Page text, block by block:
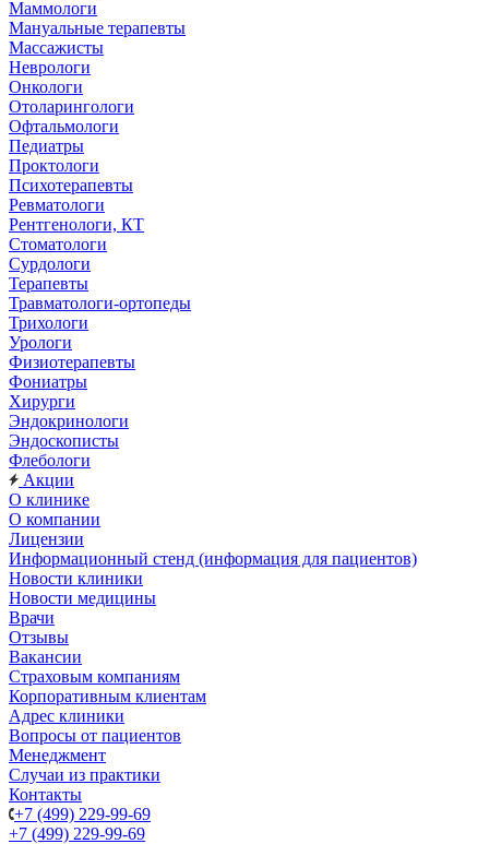
Маммологи
Мануальные терапевты
Массажисты
Неврологи
Онкологи
Отоларингологи
Офтальмологи
Педиатры
Проктологи
Психотерапевты
Ревматологи
Рентгенологи, КТ
Стоматологи
Сурдологи
Терапевты
Травматологи-ортопеды
Трихологи
Урологи
Физиотерапевты
Фониатры
Хирурги
Эндокринологи
Эндоскописты
Флебологи
Акции
О клинике
О компании
Лицензии
Информационный стенд (информация для пациентов)
Новости клиники
Новости медицины
Врачи
Отзывы
Вакансии
Страховым компаниям
Корпоративным клиентам
Адрес клиники
Вопросы от пациентов
Менеджмент
Случаи из практики
Контакты
+7 (499) 229-99-69
+7 (499) 229-99-69